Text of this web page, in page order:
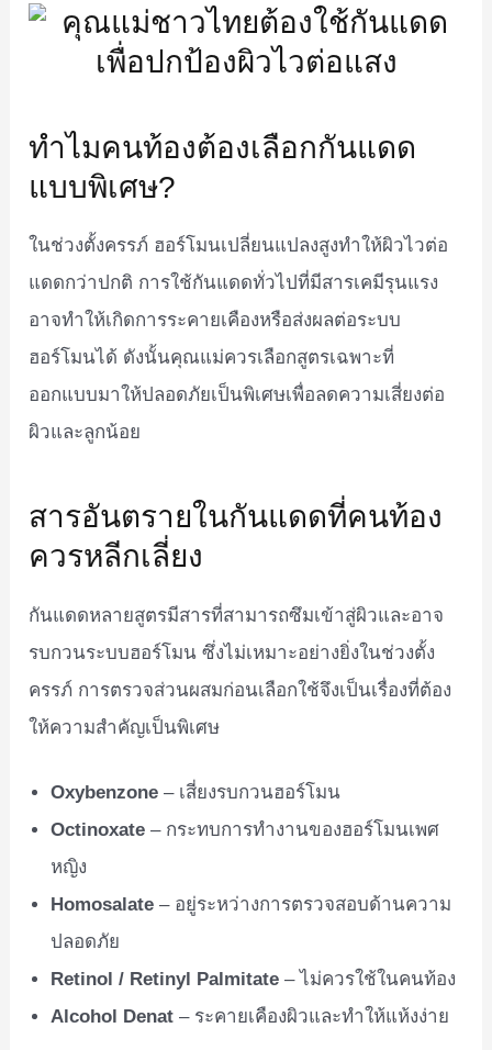
ทำไมคนท้องต้องเลือกกันแดด
แบบพิเศษ?
ในช่วงตั้งครรภ์ ฮอร์โมนเปลี่ยนแปลงสูงทำให้ผิวไวต่อ
แดดกว่าปกติ การใช้กันแดดทั่วไปที่มีสารเคมีรุนแรง
อาจทำให้เกิดการระคายเคืองหรือส่งผลต่อระบบ
ฮอร์โมนได้ ดังนั้นคุณแม่ควรเลือกสูตรเฉพาะที่
ออกแบบมาให้ปลอดภัยเป็นพิเศษเพื่อลดความเสี่ยงต่อ
ผิวและลูกน้อย
สารอันตรายในกันแดดที่คนท้อง
ควรหลีกเลี่ยง
กันแดดหลายสูตรมีสารที่สามารถซึมเข้าสู่ผิวและอาจ
รบกวนระบบฮอร์โมน ซึ่งไม่เหมาะอย่างยิ่งในช่วงตั้ง
ครรภ์ การตรวจส่วนผสมก่อนเลือกใช้จึงเป็นเรื่องที่ต้อง
ให้ความสำคัญเป็นพิเศษ
Oxybenzone – เสี่ยงรบกวนฮอร์โมน
Octinoxate – กระทบการทำงานของฮอร์โมนเพศ
หญิง
Homosalate – อยู่ระหว่างการตรวจสอบด้านความ
ปลอดภัย
Retinol / Retinyl Palmitate – ไม่ควรใช้ในคนท้อง
Alcohol Denat – ระคายเคืองผิวและทำให้แห้งง่าย